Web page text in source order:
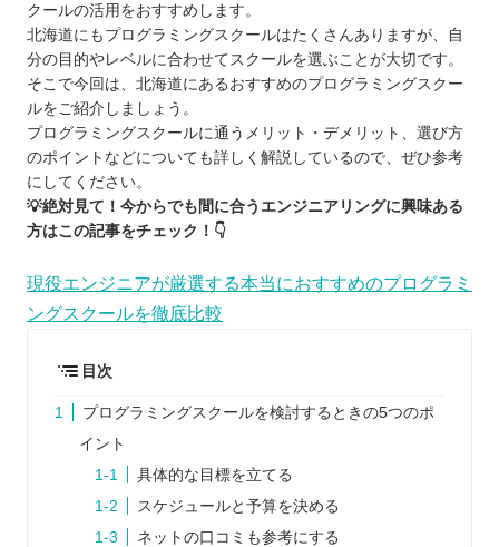
クールの活用をおすすめします。
北海道にもプログラミングスクールはたくさんありますが、自
分の目的やレベルに合わせてスクールを選ぶことが大切です。
そこで今回は、北海道にあるおすすめのプログラミングスクー
ルをご紹介しましょう。
プログラミングスクールに通うメリット・デメリット、選び方
のポイントなどについても詳しく解説しているので、ぜひ参考
にしてください。
💡絶対見て！今からでも間に合うエンジニアリングに興味ある
方はこの記事をチェック！👇
現役エンジニアが厳選する本当におすすめのプログラミ
ングスクールを徹底比較
目次
プログラミングスクールを検討するときの5つのポ
イント
具体的な目標を立てる
スケジュールと予算を決める
ネットの口コミも参考にする